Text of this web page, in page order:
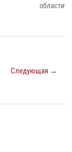
области
Следующая →